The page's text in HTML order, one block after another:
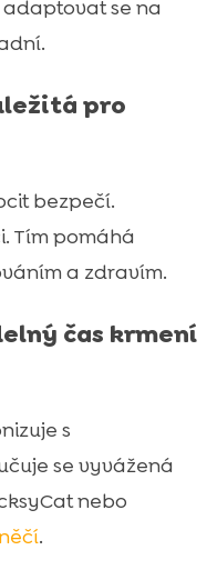
se na
pro
bezpečí.
Tím pomáhá
a zdravím.
čas krmení
s
se vyvážená
nebo
.